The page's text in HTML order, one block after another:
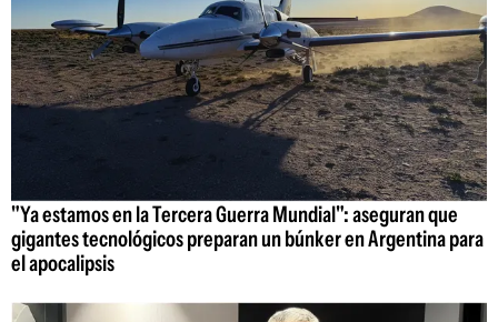
"Ya estamos en la Tercera Guerra Mundial": aseguran que
gigantes tecnológicos preparan un búnker en Argentina para
el apocalipsis